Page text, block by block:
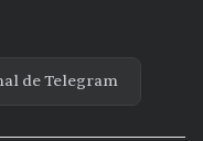
de Telegram